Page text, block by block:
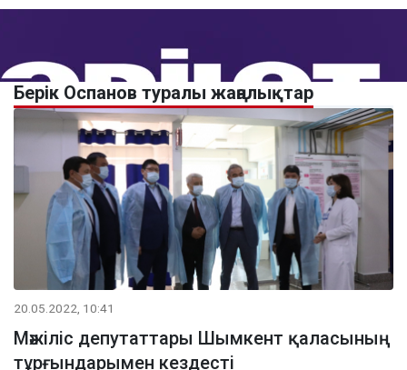
Берік Оспанов туралы жаңалықтар
20.05.2022, 10:41
Мәжіліс депутаттары Шымкент қаласының
тұрғындарымен кездесті